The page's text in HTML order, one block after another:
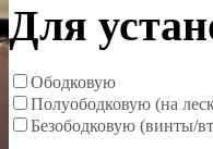
Для
Ободковую
Полуободковую (на
Безободковую (винты/